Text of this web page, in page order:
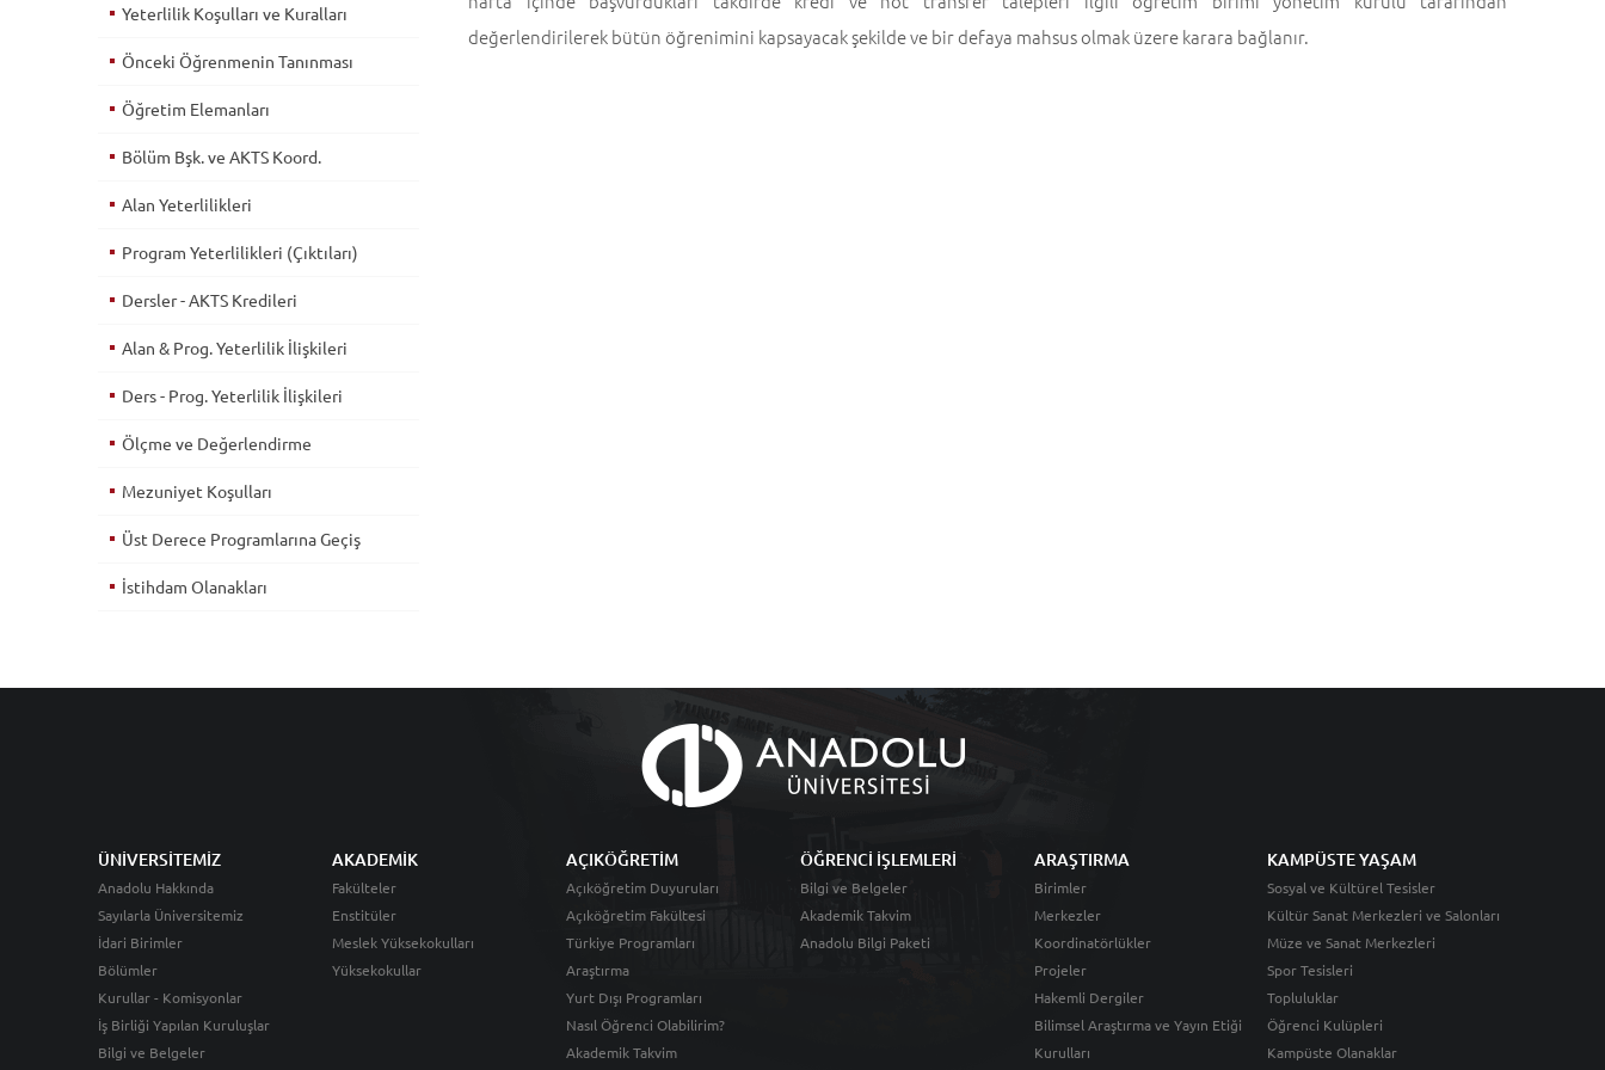
değerlendirilerek bütün öğrenimini kapsayacak şekilde ve bir defaya mahsus olmak üzere karara bağlanır.
Yeterlilik Koşulları ve Kuralları
Önceki Öğrenmenin Tanınması
Öğretim Elemanları
Bölüm Bşk. ve AKTS Koord.
Alan Yeterlilikleri
Program Yeterlilikleri (Çıktıları)
Dersler - AKTS Kredileri
Alan & Prog. Yeterlilik İlişkileri
Ders - Prog. Yeterlilik İlişkileri
Ölçme ve Değerlendirme
Mezuniyet Koşulları
Üst Derece Programlarına Geçiş
İstihdam Olanakları
ÜNİVERSİTEMİZ
Anadolu Hakkında
Sayılarla Üniversitemiz
İdari Birimler
Bölümler
Kurullar - Komisyonlar
İş Birliği Yapılan Kuruluşlar
Bilgi ve Belgeler
AKADEMİK
Fakülteler
Enstitüler
Meslek Yüksekokulları
Yüksekokullar
AÇIKÖĞRETİM
Açıköğretim Duyuruları
Açıköğretim Fakültesi
Türkiye Programları
Araştırma
Yurt Dışı Programları
Nasıl Öğrenci Olabilirim?
Akademik Takvim
ÖĞRENCİ İŞLEMLERİ
Bilgi ve Belgeler
Akademik Takvim
Anadolu Bilgi Paketi
ARAŞTIRMA
Birimler
Merkezler
Koordinatörlükler
Projeler
Hakemli Dergiler
Bilimsel Araştırma ve Yayın Etiği
Kurulları
KAMPÜSTE YAŞAM
Sosyal ve Kültürel Tesisler
Kültür Sanat Merkezleri ve Salonları
Müze ve Sanat Merkezleri
Spor Tesisleri
Topluluklar
Öğrenci Kulüpleri
Kampüste Olanaklar